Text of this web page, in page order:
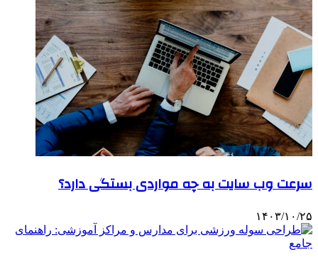
سرعت وب سایت به چه مواردی بستگی دارد؟
۱۴۰۳/۱۰/۲۵